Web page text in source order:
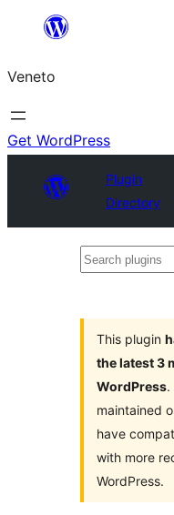
content
Veneto
Get WordPress
Plugin
Directory
Search
This plugin
the latest 3
WordPress.
maintained
have
with more
WordPress.